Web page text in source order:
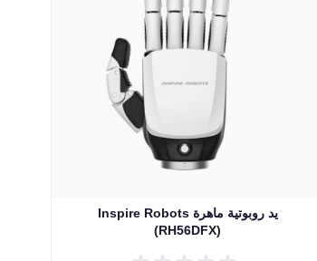
Inspire Robots يد روبوتية ماهرة
(RH56DFX)